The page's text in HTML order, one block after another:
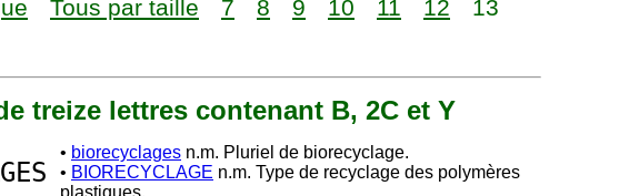
Tous par taille 7 8 9 10 11 12
13
treize lettres contenant B, 2C et Y
• biorecyclages n.m. Pluriel de biorecyclage.
• BIORECYCLAGE n.m. Type de recyclage des polymères
plastiques.